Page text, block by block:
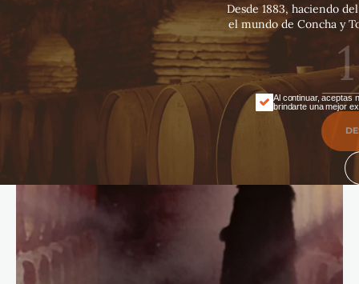
Desde 1883, haciendo
el mundo de Concha y
Al continuar, aceptas
brindarte una mejor